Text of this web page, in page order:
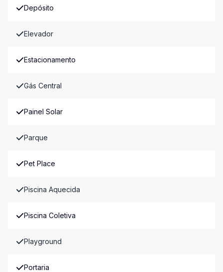
Depósito
Elevador
Estacionamento
Gás Central
Painel Solar
Parque
Pet Place
Piscina Aquecida
Piscina Coletiva
Playground
Portaria